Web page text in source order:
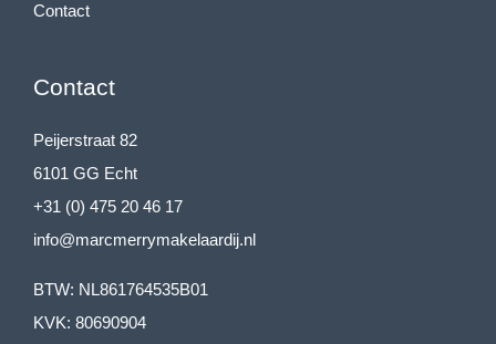
Contact
Contact
Peijerstraat 82
6101 GG Echt
+31 (0) 475 20 46 17
info@marcmerrymakelaardij.nl
BTW: NL861764535B01
KVK: 80690904